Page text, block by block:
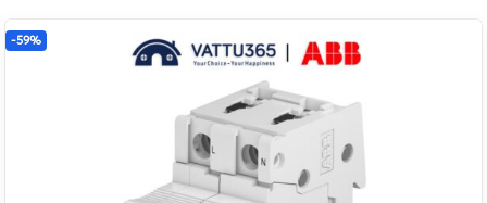
-59%